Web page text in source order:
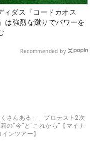
ィダス『コードカオス
は強烈な蹴りでパワーを
Recommended by
くさんある」 プロテスト2次
の“今”と“これから”【マイナ
ンツアー】